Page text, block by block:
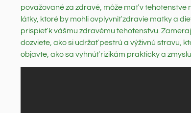
považované za zdravé, môže mať v
látky, ktoré by mohli ovplyvniť zdravie matky a
prispieť k vášmu zdravému tehotenstvu.
dozviete, ako si udržať pestrú a výživnú stravu,
objavte, ako sa vyhnúť rizikám prakticky a